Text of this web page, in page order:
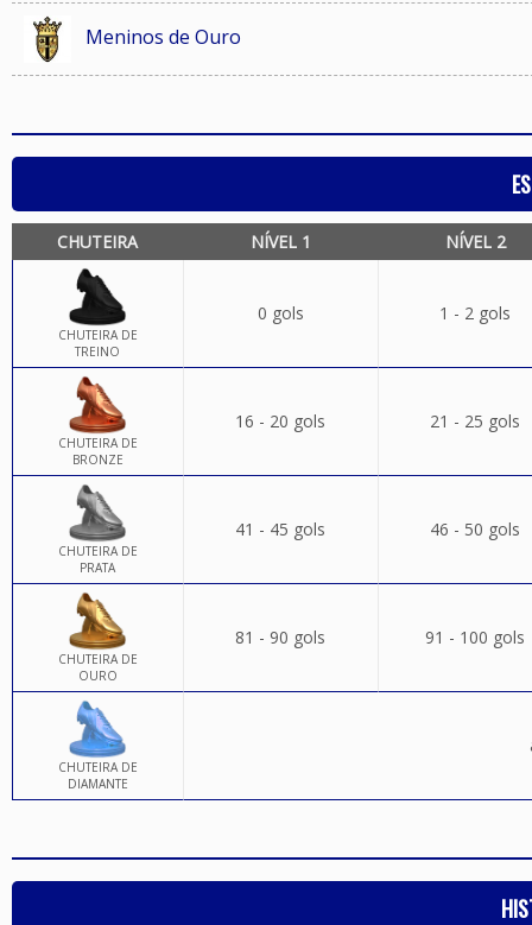
Meninos de Ouro
CHUTEIRA NÍVEL 1 NÍVEL 2
CHUTEIRA DE
TREINO
0 gols 1 - 2 gols
CHUTEIRA DE
BRONZE
16 - 20 gols 21 - 25 gols
CHUTEIRA DE
PRATA
41 - 45 gols 46 - 50 gols
CHUTEIRA DE
OURO
81 - 90 gols 91 - 100 gols
CHUTEIRA DE
DIAMANTE